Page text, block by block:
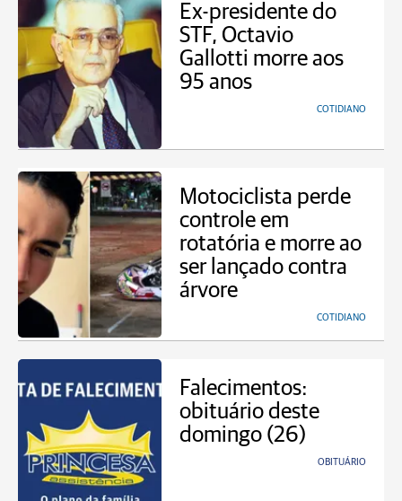
Ex-presidente do
STF, Octavio
Gallotti morre aos
95 anos
COTIDIANO
Motociclista perde
controle em
rotatória e morre ao
ser lançado contra
árvore
COTIDIANO
Falecimentos:
obituário deste
domingo (26)
OBITUÁRIO